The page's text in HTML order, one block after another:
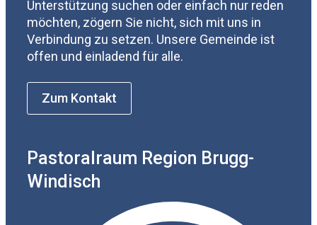
Unterstützung suchen oder einfach nur reden
möchten, zögern Sie nicht, sich mit uns in
Verbindung zu setzen. Unsere Gemeinde ist
offen und einladend für alle.
Zum Kontakt
Pastoralraum Region Brugg-
Windisch